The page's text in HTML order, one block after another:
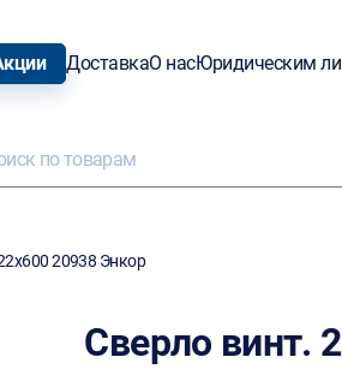
ДоставкаО насЮридическим
20938 Энкор
Сверло винт.